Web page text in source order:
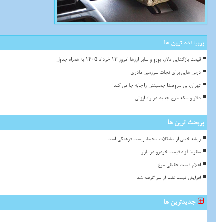
پربیننده ترین ها
قیمت بازگشایی دلار، یورو و سایر ارزها امروز ۱۳ خرداد ۱۴۰۵ به همراه جدول
درس هایی برای نجات سرزمین مادری
تهران، بی سروصدا جمعیتش را جابه جا می کند!
دلار و سکه طرح جدید در راه ارزانی
پربحث ترین ها
ریشه خیلی از مشکلات محیط زیست فرهنگی است
سقوط آزاد قیمت خودرو در بازار
اعلام قیمت حقیقی مرغ
افزایش قیمت نفت از سر گرفته شد
جدیدترین ها